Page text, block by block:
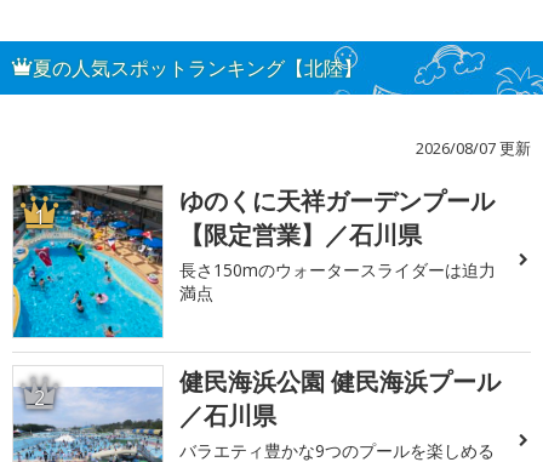
夏の人気スポットランキング【北陸】
2026/08/07 更新
1
ゆのくに天祥ガーデンプール
【限定営業】／石川県
長さ150mのウォータースライダーは迫力
満点
2
健民海浜公園 健民海浜プール
／石川県
バラエティ豊かな9つのプールを楽しめる